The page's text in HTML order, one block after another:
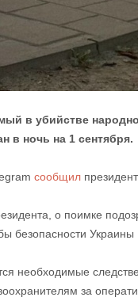
в убийстве
в ночь на 1 сентября.
сообщил
о поимке
безопасности
необходимые
за